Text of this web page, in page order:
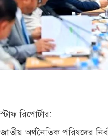
স্টাফ রিপোর্টার:
জাতীয় অর্থনৈতিক পরিষদের